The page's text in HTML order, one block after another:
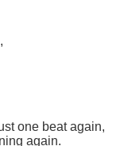
one beat again,
again.